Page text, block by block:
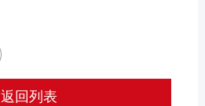
返回列表